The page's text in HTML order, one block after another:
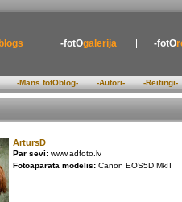
-fotOgalerija -fotO
-Mans fotOblog- -Autori- -Reitingi-
ArtursD
Par sevi:www.adfoto.lv
Fotoaparāta modelis:Canon EOS5D MkII